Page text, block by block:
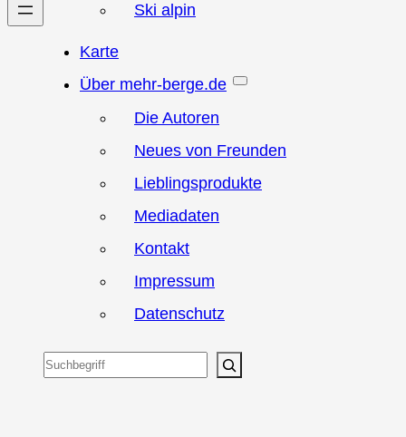
Ski alpin
Karte
Über mehr-berge.de
Die Autoren
Neues von Freunden
Lieblingsprodukte
Mediadaten
Kontakt
Impressum
Datenschutz
Suchen